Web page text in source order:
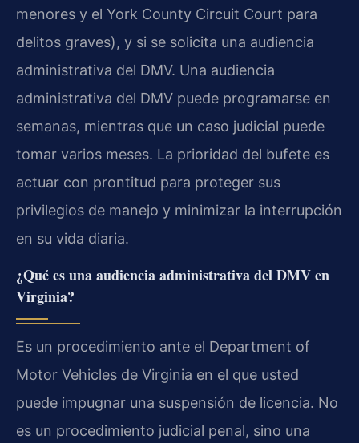
menores y el York County Circuit Court para
delitos graves), y si se solicita una audiencia
administrativa del DMV. Una audiencia
administrativa del DMV puede programarse en
semanas, mientras que un caso judicial puede
tomar varios meses. La prioridad del bufete es
actuar con prontitud para proteger sus
privilegios de manejo y minimizar la interrupción
en su vida diaria.
¿Qué es una audiencia administrativa del DMV en
Virginia?
Es un procedimiento ante el Department of
Motor Vehicles de Virginia en el que usted
puede impugnar una suspensión de licencia. No
es un procedimiento judicial penal, sino una